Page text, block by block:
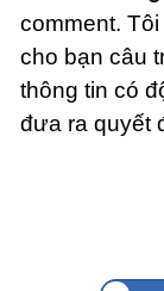
comment.
cho bạn câu
thông tin có
đưa ra quyết